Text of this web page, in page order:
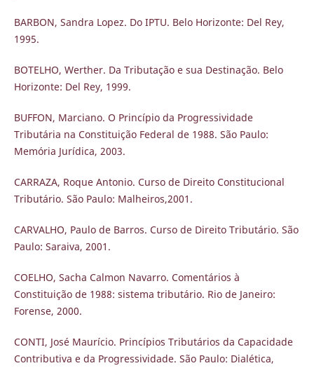
BARBON, Sandra Lopez. Do IPTU. Belo Horizonte: Del Rey,
1995.
BOTELHO, Werther. Da Tributação e sua Destinação. Belo
Horizonte: Del Rey, 1999.
BUFFON, Marciano. O Princípio da Progressividade
Tributária na Constituição Federal de 1988. São Paulo:
Memória Jurídica, 2003.
CARRAZA, Roque Antonio. Curso de Direito Constitucional
Tributário. São Paulo: Malheiros,2001.
CARVALHO, Paulo de Barros. Curso de Direito Tributário. São
Paulo: Saraiva, 2001.
COELHO, Sacha Calmon Navarro. Comentários à
Constituição de 1988: sistema tributário. Rio de Janeiro:
Forense, 2000.
CONTI, José Maurício. Princípios Tributários da Capacidade
Contributiva e da Progressividade. São Paulo: Dialética,